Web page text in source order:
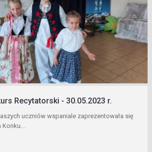
Recytatorski - 30.05.2023 r.
uczniów wspaniale zaprezentowała się
Konku...